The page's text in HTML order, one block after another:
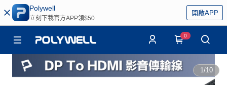
Polywell
立刻下載官方APP領$50
開啟APP
0
1/10